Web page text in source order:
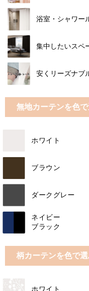
浴室・シャワー
集中したいスペ
安くリーズナブ
無地カーテンを色
ホワイト
ブラウン
ダークグレー
ネイビー
ブラック
柄カーテンを色で
ホワイト